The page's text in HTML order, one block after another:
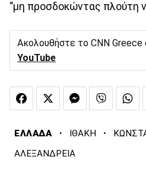
‘’μη προσδοκώντας πλούτη
Ακολουθήστε το CNN Greece
YouTube
ΕΛΛΑΔΑ · ΙΘΑΚΗ ·
ΑΛΕΞΑΝΔΡΕΙΑ